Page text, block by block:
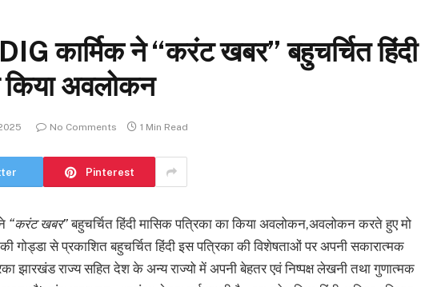
कार्मिक ने “करंट खबर” बहुचर्चित हिंदी
किया अवलोकन
No Comments 1 Min Read
Pinterest
“करंट खबर”बहुचर्चित हिंदी मासिक पत्रिका का किया अवलोकन,अवलोकन करते हुए मो
से प्रकाशित बहुचर्चित हिंदी इस पत्रिका की विशेषताओं पर अपनी सकारात्मक
झारखंड राज्य सहित देश के अन्य राज्यो में अपनी बेहतर एवं निष्पक्ष लेखनी तथा गुणात्मक